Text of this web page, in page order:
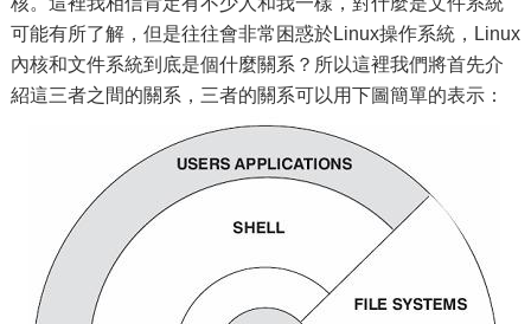
可能有所了解，但是往往會非常困惑於Linux操作系統，Linux
內核和文件系統到底是個什麼關系？所以這裡我們將首先介
紹這三者之間的關系，三者的關系可以用下圖簡單的表示：